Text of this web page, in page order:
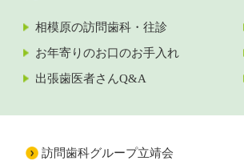
相模原の訪問歯科・往診
お年寄りのお口のお手入れ
出張歯医者さんQ&A
訪問歯科グループ立靖会